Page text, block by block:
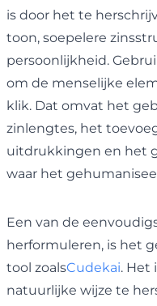
is door het te
toon, soepelere
persoonlijkheid.
om de menselijke
klik. Dat omvat het
zinlengtes, het
uitdrukkingen en het
waar het
Een van de
herformuleren, is het
tool zoalsCudekai. Het
natuurlijke wijze te